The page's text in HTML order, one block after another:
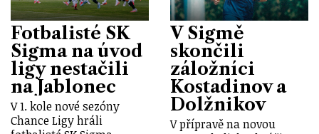
Fotbalisté SK
Sigma na úvod
ligy nestačili
na Jablonec
V 1. kole nové sezóny
Chance Ligy hráli
V Sigmě
skončili
záložníci
Kostadinov a
Dolžnikov
V přípravě na novou